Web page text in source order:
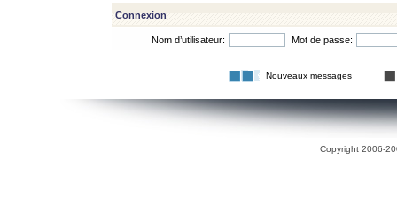
Connexion
Nom d’utilisateur: Mot de passe:
Nouveaux messages
Copyright 2006-